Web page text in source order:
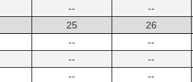
--
--
25
--
--
--
26
--
--
--